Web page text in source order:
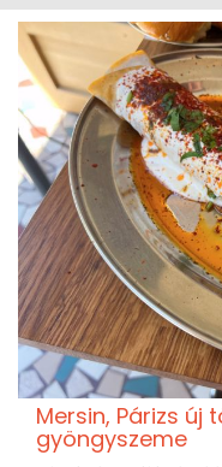
Mersin, Párizs
gyöngyszeme